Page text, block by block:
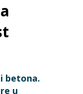
betona.
u